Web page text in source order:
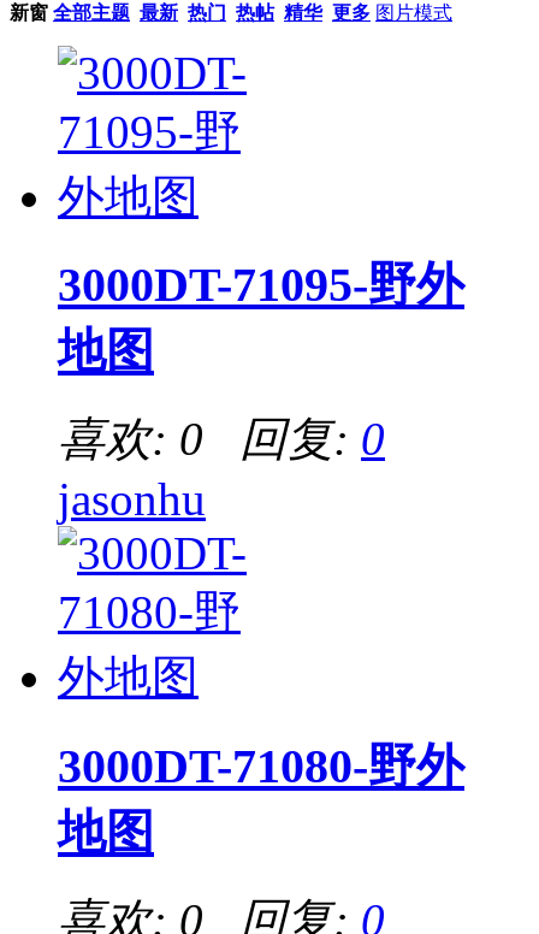
新窗 全部主题 最新 热门 热帖 精华 更多 图片模式
3000DT-71095-野外
地图
喜欢: 0 回复: 0
jasonhu
3000DT-71080-野外
地图
喜欢: 0 回复: 0